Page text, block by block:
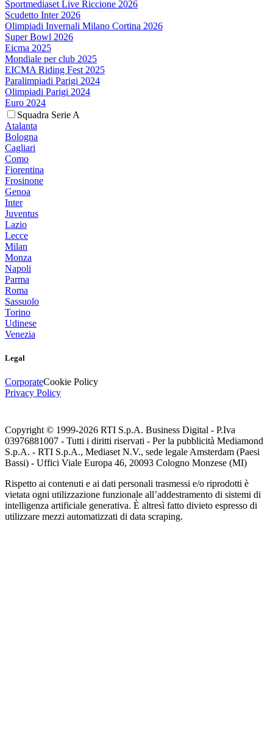
Sportmediaset Live Riccione 2026
Scudetto Inter 2026
Olimpiadi Invernali Milano Cortina 2026
Super Bowl 2026
Eicma 2025
Mondiale per club 2025
EICMA Riding Fest 2025
Paralimpiadi Parigi 2024
Olimpiadi Parigi 2024
Euro 2024
Squadra Serie A
Atalanta
Bologna
Cagliari
Como
Fiorentina
Frosinone
Genoa
Inter
Juventus
Lazio
Lecce
Milan
Monza
Napoli
Parma
Roma
Sassuolo
Torino
Udinese
Venezia
Legal
CorporateCookie Policy
Privacy Policy
Copyright © 1999-2026 RTI S.p.A. Business Digital - P.Iva
03976881007 - Tutti i diritti riservati - Per la pubblicità Mediamond
S.p.A. - RTI S.p.A., Mediaset N.V., sede legale Amsterdam (Paesi
Bassi) - Uffici Viale Europa 46, 20093 Cologno Monzese (MI)
Rispetto ai contenuti e ai dati personali trasmessi e/o riprodotti è
vietata ogni utilizzazione funzionale all’addestramento di sistemi di
intelligenza artificiale generativa. È altresì fatto divieto espresso di
utilizzare mezzi automatizzati di data scraping.